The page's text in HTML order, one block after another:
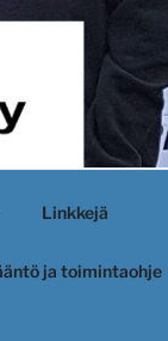
Linkkejä
ja toimintaohje